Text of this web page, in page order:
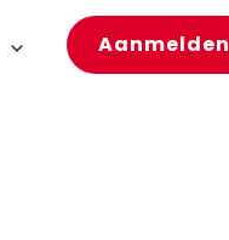
Aanmelden